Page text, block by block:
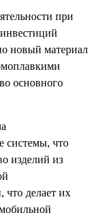
при
новый материал
основного
системы, что
изделий из
что делает их